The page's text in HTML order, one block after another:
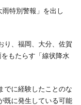
特別警報」を出し
り、福岡、大分、佐賀
もたらす「線状降水
でに経験したことのな
既に発生している可能